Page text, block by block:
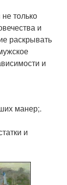
только
и
раскрывать
и
манер;.
и